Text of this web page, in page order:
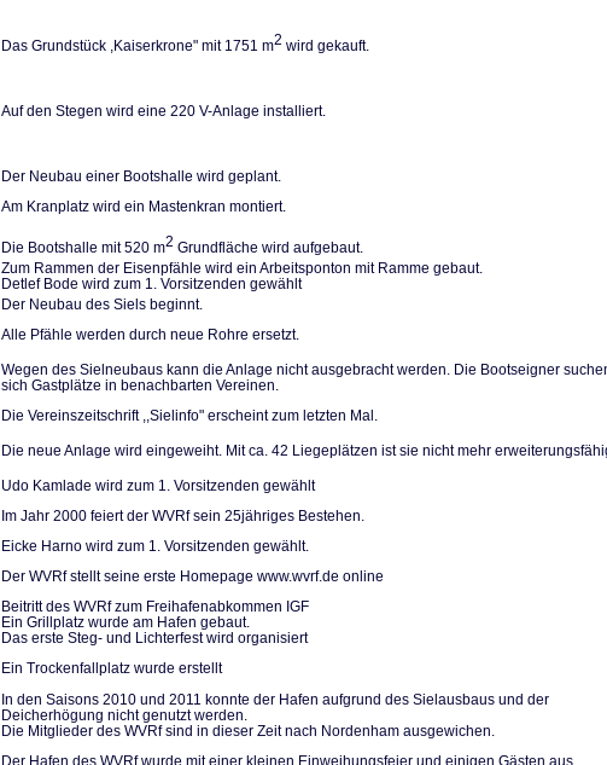
Das Grundstück ,Kaiserkro­ne" mit 1751 m2 wird gekauft.
Auf den Stegen wird eine 220 V-Anlage installiert.
Der Neubau einer Bootshalle wird geplant.
Am Kranplatz wird ein Ma­stenkran montiert.
Die Bootshalle mit 520 m2 Grundfläche wird aufgebaut.
Zum Rammen der Eisenpfäh­le wird ein Arbeitsponton mit Ramme gebaut.
Detlef Bode wird zum 1. Vorsitzenden gewählt
Der Neubau des Siels be­ginnt.
Alle Pfähle werden durch neue Rohre ersetzt.
Wegen des Sielneubaus kann die Anlage nicht ausgebracht werden. Die Bootseigner
sich Gastplätze in be­nachbarten Vereinen.
Die Vereinszeitschrift ,,Sielinfo" erscheint zum letzten Mal.
Die neue Anlage wird einge­weiht. Mit ca. 42 Liegeplätzen ist sie nicht mehr
Udo Kamlade wird zum 1. Vorsitzenden gewählt
Im Jahr 2000 feiert der WVRf sein 25jähriges Bestehen.
Eicke Harno wird zum 1. Vorsitzenden gewählt.
Der WVRf stellt seine erste Homepage www.wvrf.de online
Beitritt des WVRf zum Freihafenabkommen IGF
Ein Grillplatz wurde am Hafen gebaut.
Das erste Steg- und Lichterfest wird organisiert
Ein Trockenfallplatz wurde erstellt
In den Saisons 2010 und 2011 konnte der Hafen aufgrund des Sielausbaus und der
Deicherhögung nicht genutzt werden.
Die Mitglieder des WVRf sind in dieser Zeit nach Nordenham ausgewichen.
Der Hafen des WVRf wurde mit einer kleinen Einweihungsfeier und einigen Gästen aus